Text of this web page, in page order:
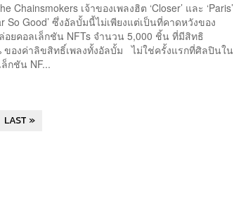
เจ้าของเพลงฮิต ‘Closer’ และ ‘Paris’
So Good’ ซึ่งอัลบั้มนี้ไม่เพียงแต่เป็นที่คาดหวังของ
ยคอลเล็กชัน NFTs จำนวน 5,000 ชิ้น ที่มีสิทธิ
ของค่าลิขสิทธิ์เพลงทั้งอัลบั้ม ไม่ใช่ครั้งแรกที่ศิลปินใน
กชัน NF...
LAST »